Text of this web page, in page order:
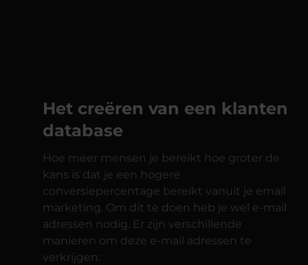
Het creëren van een klanten
database
Hoe meer mensen je bereikt hoe groter de
kans is dat je een hogere
conversiepercentage bereikt vanuit je email
marketing. Om dit te doen heb je wel e-mail
adressen nodig. Er zijn verschillende
manieren om deze e-mail adressen te
verkrijgen: